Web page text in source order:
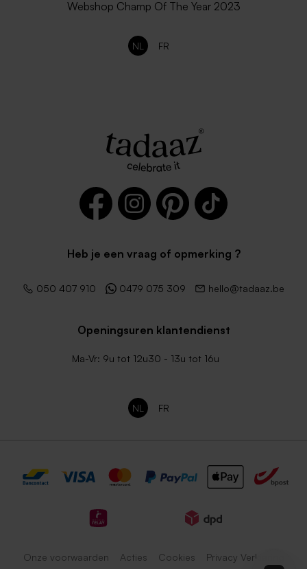
Webshop Champ Of The Year 2023
NL FR
Heb je een vraag of opmerking ?
050 407 910 0479 075 309 hello@tadaaz.be
Openingsuren klantendienst
Ma-Vr: 9u tot 12u30 - 13u tot 16u
NL FR
Onze voorwaarden Acties Cookies Privacy Verklaring